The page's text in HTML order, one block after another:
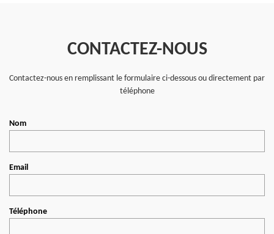
CONTACTEZ-NOUS
Contactez-nous en remplissant le formulaire ci-dessous ou directement par
téléphone
Nom
Email
Téléphone